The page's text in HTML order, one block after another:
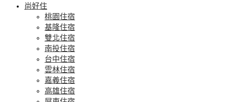
尚好住
桃園住宿
基隆住宿
雙北住宿
南投住宿
台中住宿
雲林住宿
嘉義住宿
高雄住宿